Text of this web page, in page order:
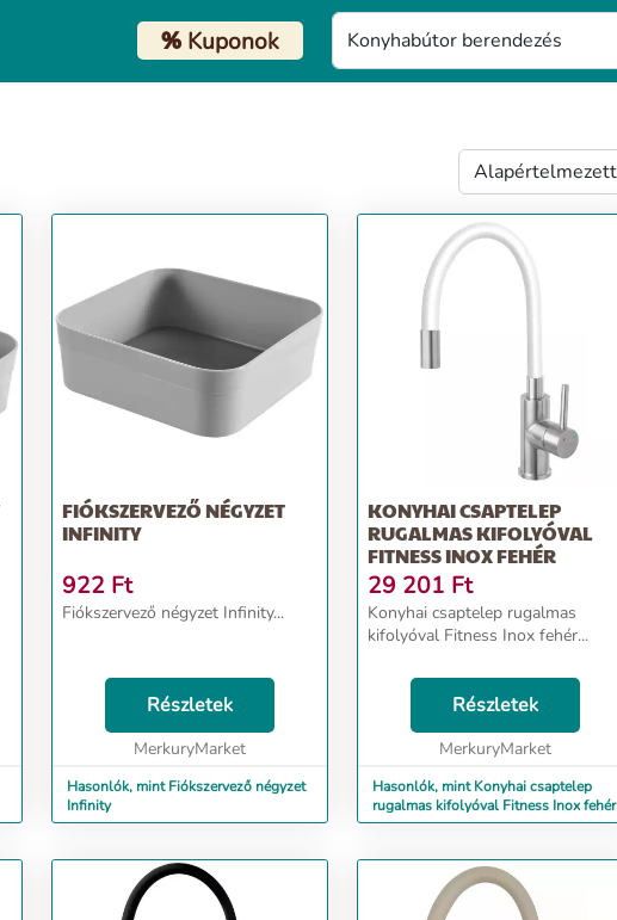
%Kuponok
FIÓKSZERVEZŐ NÉGYZET
INFINITY
922 Ft
Fiókszervező négyzet Infinity...
Részletek
MerkuryMarket
Hasonlók, mint Fiókszervező négyzet
Infinity
KONYHAI CSAPTELEP
RUGALMAS KIFOLYÓVAL
FITNESS INOX FEHÉR
29 201 Ft
Konyhai csaptelep rugalmas
kifolyóval Fitness Inox fehér...
Részletek
MerkuryMarket
Hasonlók, mint Konyhai csaptelep
rugalmas kifolyóval Fitness Inox fehér